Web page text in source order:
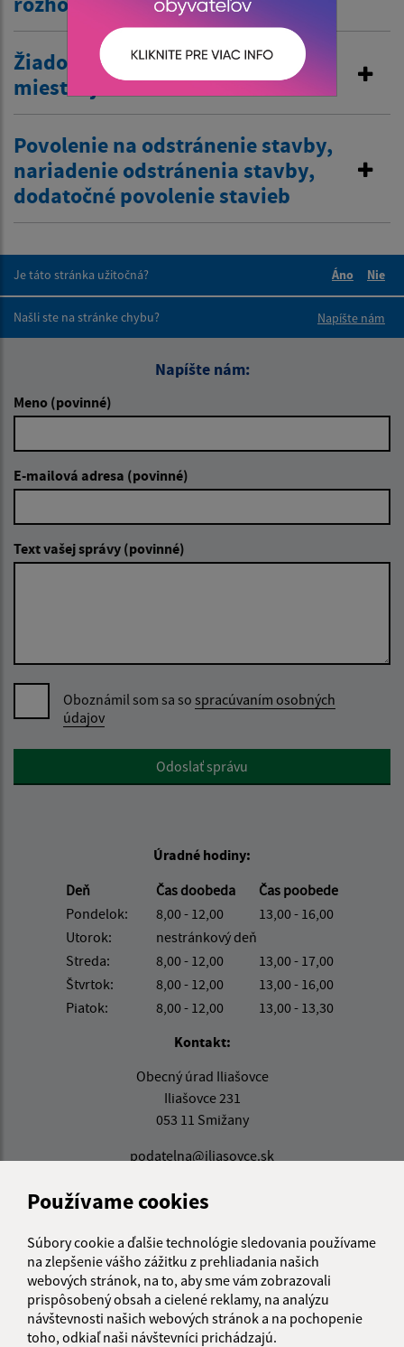
Používame cookies
Súbory cookie a ďalšie technológie sledovania používame
na zlepšenie vášho zážitku z prehliadania našich
webových stránok, na to, aby sme vám zobrazovali
prispôsobený obsah a cielené reklamy, na analýzu
návštevnosti našich webových stránok a na pochopenie
toho, odkiaľ naši návštevníci prichádzajú.
Žiadosť o zriadenie vjazdu
miestnej komunikácie
Povolenie na odstránenie stavby,
nariadenie odstránenia stavby,
dodatočné povolenie stavieb
Je táto stránka užitočná?
Áno
Nie
Našli ste na stránke chybu?
Napíšte nám
Napíšte nám:
Meno (povinné)
E-mailová adresa (povinné)
Text vašej správy (povinné)
Oboznámil som sa so spracúvaním osobných
údajov
Google reCaptcha ResponseOdoslať správu
Úradné hodiny:
Deň
Čas doobeda
Čas poobede
Pondelok:
8,00 - 12,00
13,00 - 16,00
Utorok:
nestránkový deň
Streda:
8,00 - 12,00
13,00 - 17,00
Štvrtok:
8,00 - 12,00
13,00 - 16,00
Piatok:
8,00 - 12,00
13,00 - 13,30
Kontakt:
Obecný úrad Iliašovce
Iliašovce 231
053 11 Smižany
podatelna@iliasovce.sk
IČO: 00329185